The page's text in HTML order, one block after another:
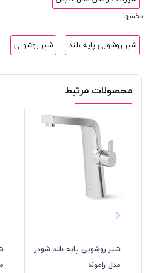
بخشها :
شیر روشویی پایه بلند شیر روشویی
محصولات مرتبط
شیر روشویی پایه بلند شودر
مدل راموند